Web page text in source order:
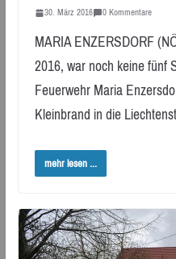
30. März 2016 0 Kommentare
MARIA ENZERSDORF
2016, war noch keine fünf
Feuerwehr Maria
Kleinbrand in die
mehr lesen ...